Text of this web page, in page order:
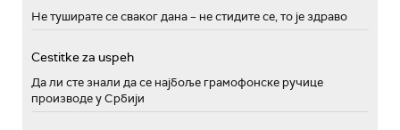
Не туширате се сваког дана – не стидите се, то је здраво
Cestitke za uspeh
Да ли сте знали да се најбоље грамофонске ручице
производе у Србији